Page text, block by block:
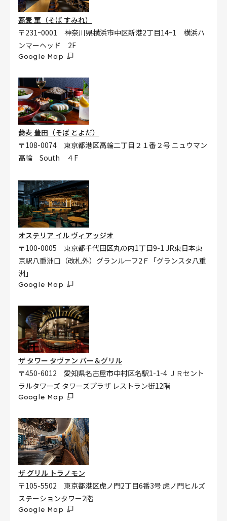
蕎麦 菫（そば すみれ）
〒231ｰ0001 神奈川県横浜市中区新港2丁目14ｰ1 横浜ハ
ンマーヘッド 2F
Google Map
蕎麦 豊田（そば とよだ）
〒108-0074 東京都港区高輪二丁目２１番２号 ニュウマン
高輪 South ４F
オステリア イル ヴィアッジオ
〒100-0005 東京都千代田区丸の内1丁目9-1 JR東日本東
京駅八重洲口（改札外）グランルーフ2Ｆ「グランスタ八重
洲」
Google Map
ザ タワー タヴァン バー＆グリル
〒450-6012 愛知県名古屋市中村区名駅1-1-4 ＪＲセント
ラルタワーズ タワーズプラザ レストラン街12階
Google Map
ザ グリル トラノモン
〒105-5502 東京都港区虎ノ門2丁目6番3号 虎ノ門ヒルズ
ステーションタワー2階
Google Map